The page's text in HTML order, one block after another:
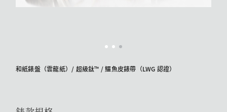
和紙錶盤（雲龍紙）/ 超級鈦™ / 鱷魚皮錶帶（LWG 認證）